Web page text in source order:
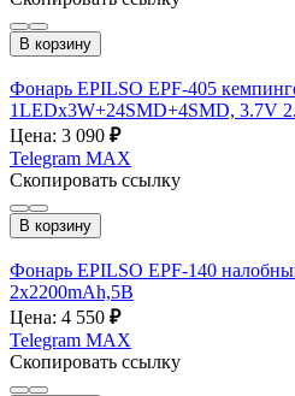
В корзину
Фонарь EPILSO EPF-405
1LEDx3W+24SMD+4SMD, 3.7V
Цена: 3 090 ₽
Telegram MAX
Скопировать ссылку
В корзину
Фонарь EPILSO EPF-140
2x2200mAh,5B
Цена: 4 550 ₽
Telegram MAX
Скопировать ссылку